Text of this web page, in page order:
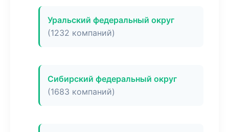
Уральский федеральный округ
(1232 компаний)
Сибирский федеральный округ
(1683 компаний)